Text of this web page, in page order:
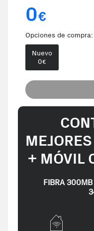
0€
Opciones de compra:
Nuevo
0€
+ MÓVIL
FIBRA